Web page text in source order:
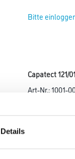
Details
Bitte
Capatect 121/
Art-Nr.:1001-